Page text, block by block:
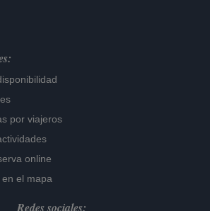
por viajeros
online
el mapa
Redes sociales: